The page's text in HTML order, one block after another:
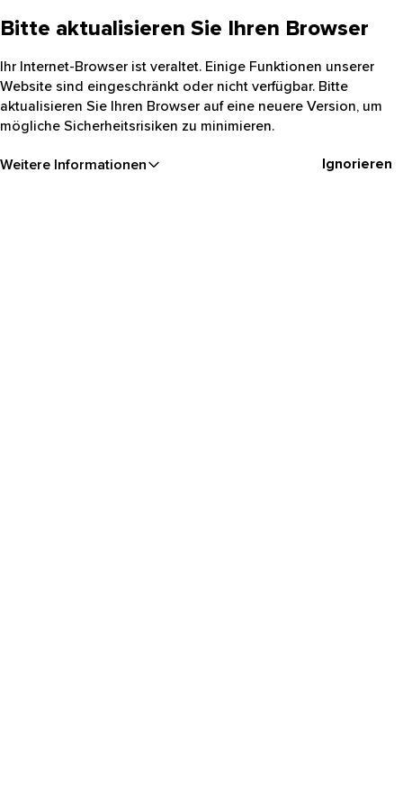
Bitte aktualisieren Sie Ihren Browser
Ihr Internet-Browser ist veraltet. Einige Funktionen unserer
Website sind eingeschränkt oder nicht verfügbar. Bitte
aktualisieren Sie Ihren Browser auf eine neuere Version, um
mögliche Sicherheitsrisiken zu minimieren.
Weitere Informationen Ignorieren